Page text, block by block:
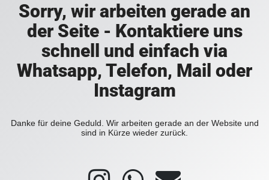
Sorry, wir arbeiten gerade an
der Seite - Kontaktiere uns
schnell und einfach via
Whatsapp, Telefon, Mail oder
Instagram
Danke für deine Geduld. Wir arbeiten gerade an der Website und
sind in Kürze wieder zurück.